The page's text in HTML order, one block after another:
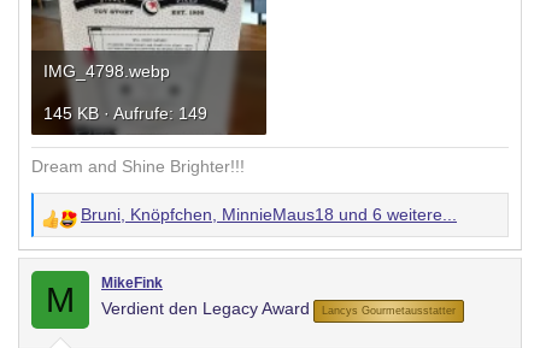
IMG_4798.webp
145 KB · Aufrufe: 149
Dream and Shine Brighter!!!
W
e
Bruni, Knöpfchen, MinnieMaus18 und 6 weitere...
M MikeFink
Verdient den Legacy Award Lancys Gourmetausstatter